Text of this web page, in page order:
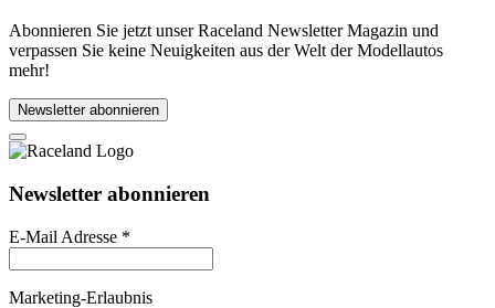
Abonnieren Sie jetzt unser Raceland Newsletter Magazin und
verpassen Sie keine Neuigkeiten aus der Welt der Modellautos
mehr!
Newsletter abonnieren
Newsletter abonnieren
E-Mail Adresse *
Marketing-Erlaubnis